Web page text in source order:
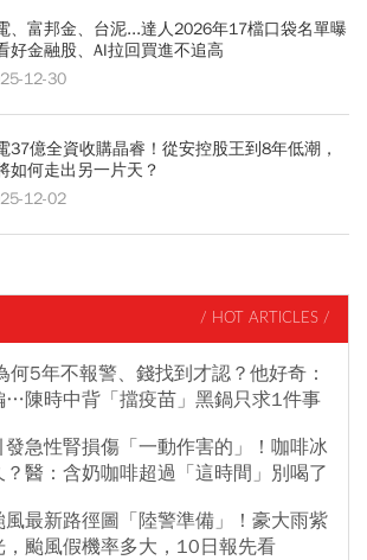
、富邦金、台泥...達人2026年17檔口袋名單曝
好金融股、AI拉回買進不追高
12-30
37億全資收購晶睿！從安控股王到8年低潮，
如何走出另一片天？
12-02
/ HOT ARTICLES /
5年不報警、錢找到才認？他好奇：
…陳時中背「擋疫苗」黑鍋只求1件事
急性腎損傷「一動作害的」！咖啡冰
醫：含奶咖啡超過「這時間」別喝了
最新路徑圖「陸警準備」！豪大雨紫
颱風假機率多大，10日報先看